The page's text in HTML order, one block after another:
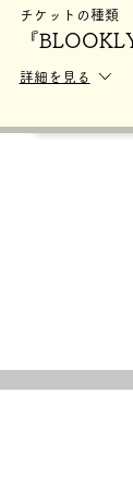
チケットの種類
『
詳細を見る